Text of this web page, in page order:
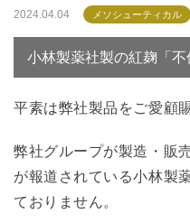
2024.04.04 メソシューティカル
小林製薬社製の紅麹「不
平素は弊社製品をご愛顧
弊社グループが製造・販
が報道されている小林製
ておりません。